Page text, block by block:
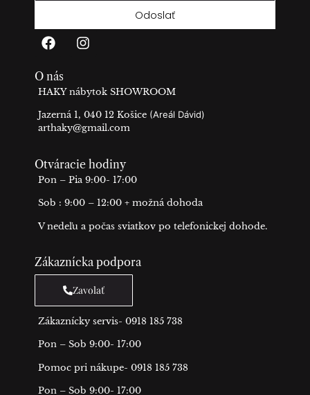
Odoslať
O nás
HAKY nábytok SHOWROOM
Jazerná 1, 040 12 Košice (Areál Dávid)
arthaky@gmail.com
Otváracie hodiny
Pon – Pia 9:00- 17:00
Sob : 9:00 – 12:00 + možná dohoda
V nedeľu a počas sviatkov po telefonickej dohode.
Zákaznícka podpora
Zavolať
Zákaznícky servis- 0918 185 738
Pon – Sob 9:00- 17:00
Pomoc pri nákupe- 0918 185 738
Pon – Sob 9:00- 17:00